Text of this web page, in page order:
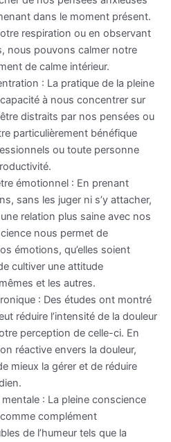
dans le moment présent.
respiration ou en observant
nous pouvons calmer notre
de calme intérieur.
: La pratique de la pleine
à nous concentrer sur
distraits par nos pensées ou
particulièrement bénéfique
ou toute personne
émotionnel : En prenant
sans les juger ni s’y attacher,
relation plus saine avec nos
nous permet de
émotions, qu’elles soient
cultiver une attitude
et les autres.
: Des études ont montré
réduire l’intensité de la douleur
perception de celle-ci. En
réactive envers la douleur,
mieux la gérer et de réduire
: La pleine conscience
complément
de l’humeur tels que la